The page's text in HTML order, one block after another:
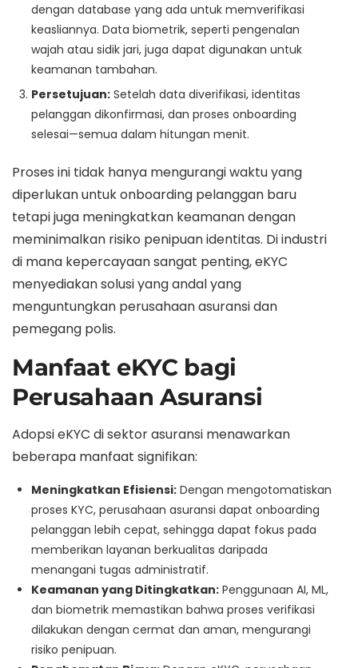
dengan database yang ada untuk memverifikasi
keasliannya. Data biometrik, seperti pengenalan
wajah atau sidik jari, juga dapat digunakan untuk
keamanan tambahan.
Persetujuan: Setelah data diverifikasi, identitas
pelanggan dikonfirmasi, dan proses onboarding
selesai—semua dalam hitungan menit.
Proses ini tidak hanya mengurangi waktu yang
diperlukan untuk onboarding pelanggan baru
tetapi juga meningkatkan keamanan dengan
meminimalkan risiko penipuan identitas. Di industri
di mana kepercayaan sangat penting, eKYC
menyediakan solusi yang andal yang
menguntungkan perusahaan asuransi dan
pemegang polis.
Manfaat eKYC bagi
Perusahaan Asuransi
Adopsi eKYC di sektor asuransi menawarkan
beberapa manfaat signifikan:
Meningkatkan Efisiensi: Dengan mengotomatiskan
proses KYC, perusahaan asuransi dapat onboarding
pelanggan lebih cepat, sehingga dapat fokus pada
memberikan layanan berkualitas daripada
menangani tugas administratif.
Keamanan yang Ditingkatkan: Penggunaan AI, ML,
dan biometrik memastikan bahwa proses verifikasi
dilakukan dengan cermat dan aman, mengurangi
risiko penipuan.